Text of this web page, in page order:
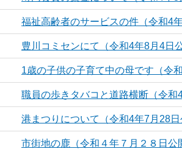
福祉高齢者のサービスの件（令和4
豊川コミセンにて（令和4年8月4日公
1歳の子供の子育て中の母です（令
職員の歩きタバコと道路横断（令和
港まつりについて（令和4年7月28日
市街地の鹿（令和４年７月２８日公